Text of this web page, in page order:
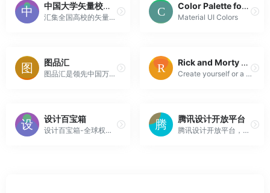
中国大学矢量校徽大全
汇集全国高校的矢量校徽，提供高质量的可缩放SVG文件，适合设计师、学生和机构使用。
Color Palette for Material Design
Material UI Colors
图品汇
图品汇是领先中国万千图网中免费设计素材模板网，提供免费素材/模板/图片下载，包括名片/画册/ppt/手抄报/模板等，致力将中国优秀的设计师，高品质的设计作品汇聚一起服务于用户，精品原创，作品严格审核，日更新2000+，高速免费下载。
Rick and Morty Avatar Maker – Go Rick Yourself | Adult Swim
Create yourself or a brand new being inside the endless worlds of Rick and Morty with the Go Rick Yourself avatar maker.
设计百宝箱
设计百宝箱-全球权威设计师网址导航，严格收藏全球著名品牌、包装、广告、营销、咨询、室内、建筑、工业设计公司，以及常用的图片、字库、素材、设计社区等全方位设计师网站导航指引。
腾讯设计开放平台
腾讯设计开放平台，为全球设计师打造的开放式创意设计生态平台